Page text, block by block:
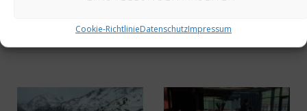
Cookie-RichtlinieDatenschutzImpressum